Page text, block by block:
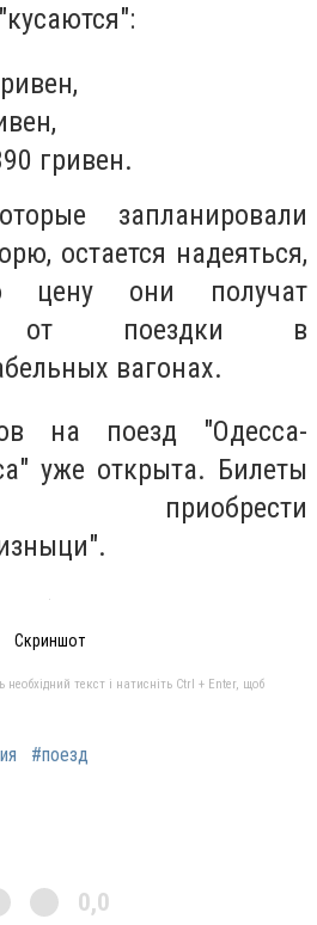
гривен.
запланировали
остается надеяться,
цену они получат
от поездки в
вагонах.
на поезд "Одесса-
уже открыта. Билеты
Скриншот
текст і натисніть Ctrl + Enter, щоб
#поезд
0,0